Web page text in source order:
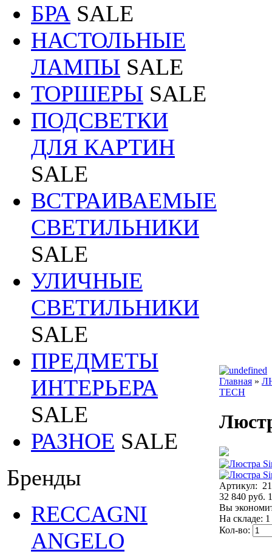
БРА SALE
НАСТОЛЬНЫЕ
ЛАМПЫ SALE
ТОРШЕРЫ SALE
ПОДСВЕТКИ
ДЛЯ КАРТИН
SALE
ВСТРАИВАЕМЫЕ
СВЕТИЛЬНИКИ
SALE
УЛИЧНЫЕ
СВЕТИЛЬНИКИ
SALE
ПРЕДМЕТЫ
ИНТЕРЬЕРА
SALE
РАЗНОЕ SALE
Бренды
RECCAGNI
ANGELO
Главная »
TECH
Артикул:
32 840 руб.
Вы
На складе: 1
Кол-во: